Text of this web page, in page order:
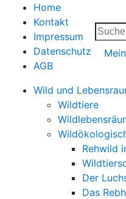
Home
Kontakt
Impressum
Datenschutz
AGB
Wild und
Wildtiere
Rehwild
Der
Das